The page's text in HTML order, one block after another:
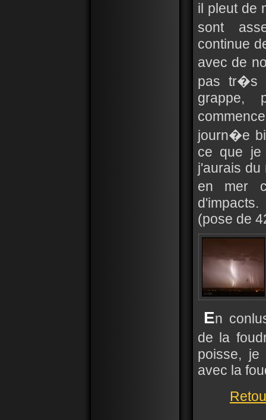
il pleut de
sont
continue
avec de
pas tr�s
grappe,
journ�e
ce que
j'aurais du
en mer
(pose de
En
de la
poisse,
avec la